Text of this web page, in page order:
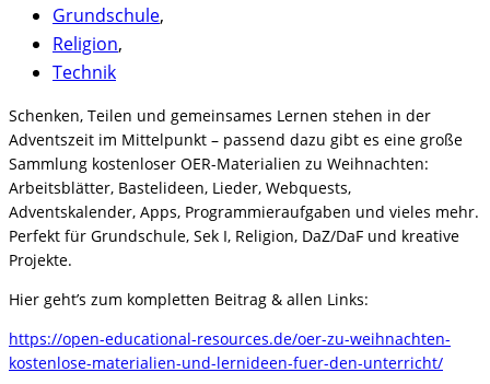
Grundschule,
Religion,
Technik
Schenken, Teilen und gemeinsames Lernen stehen in der
Adventszeit im Mittelpunkt – passend dazu gibt es eine große
Sammlung kostenloser OER-Materialien zu Weihnachten:
Arbeitsblätter, Bastelideen, Lieder, Webquests,
Adventskalender, Apps, Programmieraufgaben und vieles mehr.
Perfekt für Grundschule, Sek I, Religion, DaZ/DaF und kreative
Projekte.
Hier geht’s zum kompletten Beitrag & allen Links:
https://open-educational-resources.de/oer-zu-weihnachten-
kostenlose-materialien-und-lernideen-fuer-den-unterricht/